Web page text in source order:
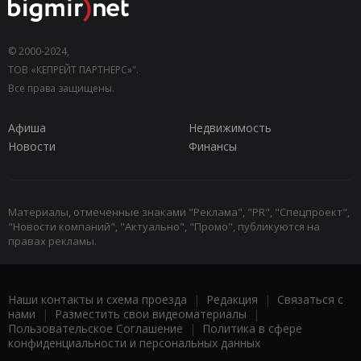
© 2000-2024,
ТОВ «КЕПРЕЙТ ПАРТНЕРС»".
Все права защищены.
Афиша
Недвижимость
Новости
Финансы
Материалы, отмеченные знаками "Реклама", "PR", "Спецпроект",
"Новости компаний", "Актуально", "Промо", публикуются на
правах рекламы.
Наши контакты и схема проезда | Редакция | Связаться с
нами | Разместить свои видеоматериалы |
Пользовательское Соглашение |
Политика в сфере
конфиденциальности и персональных данных